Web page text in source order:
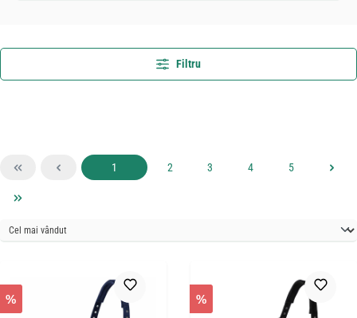
Filtru
Pagina
1 Pagina
2 Pagina
3 Pagina
4 Pagina
5
% %